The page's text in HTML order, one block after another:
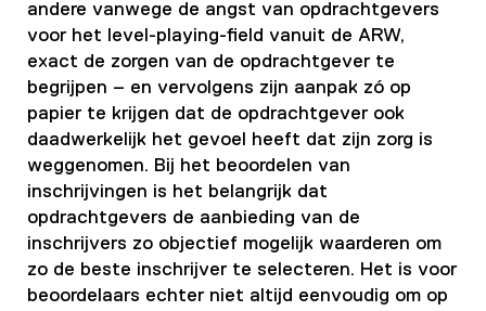
andere vanwege de angst van opdrachtgevers
voor het level-playing-field vanuit de ARW,
exact de zorgen van de opdrachtgever te
begrijpen – en vervolgens zijn aanpak zó op
papier te krijgen dat de opdrachtgever ook
daadwerkelijk het gevoel heeft dat zijn zorg is
weggenomen. Bij het beoordelen van
inschrijvingen is het belangrijk dat
opdrachtgevers de aanbieding van de
inschrijvers zo objectief mogelijk waarderen om
zo de beste inschrijver te selecteren. Het is voor
beoordelaars echter niet altijd eenvoudig om op